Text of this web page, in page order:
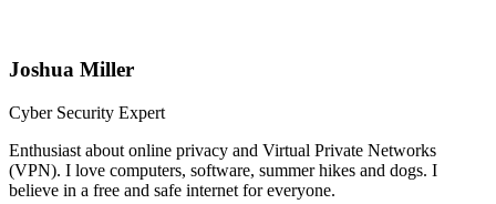
Joshua Miller
Cyber Security Expert
Enthusiast about online privacy and Virtual Private Networks
(VPN). I love computers, software, summer hikes and dogs. I
believe in a free and safe internet for everyone.